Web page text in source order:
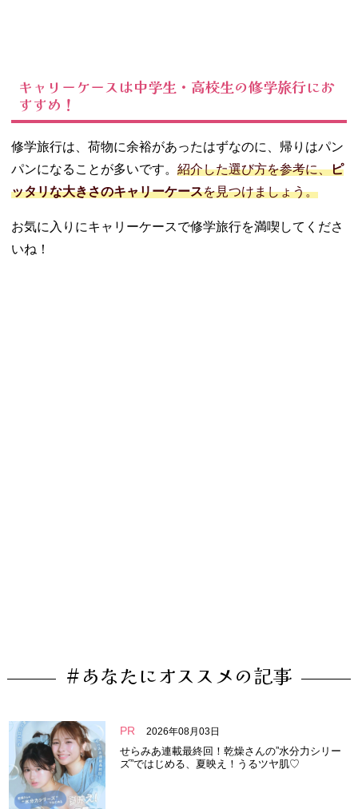
キャリーケースは中学生・高校生の修学旅行にお
すすめ！
修学旅行は、荷物に余裕があったはずなのに、帰りはパン
パンになることが多いです。 紹介した選び方を参考に、ピ
ッタリな大きさのキャリーケースを見つけましょう。
お気に入りにキャリーケースで修学旅行を満喫してくださ
いね！
#あなたにオススメの記事
PR 2026年08月03日
せらみあ連載最終回！乾燥さんの”水分力シリー
ズ”ではじめる、夏映え！うるツヤ肌♡